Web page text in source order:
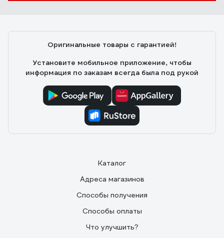
Оригинальные товары с гарантией!
Установите мобильное приложение, чтобы
информация по заказам всегда была под рукой
Каталог
Адреса магазинов
Способы получения
Способы оплаты
Что улучшить?